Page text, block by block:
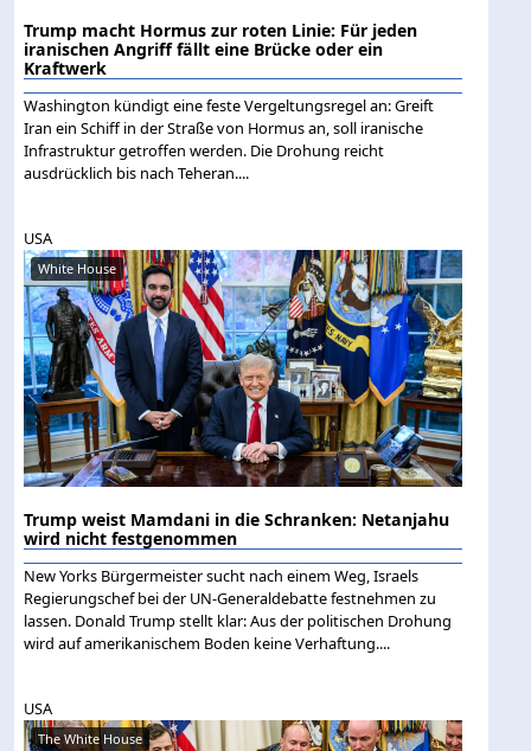
Trump macht Hormus zur roten Linie: Für jeden
iranischen Angriff fällt eine Brücke oder ein
Kraftwerk
Washington kündigt eine feste Vergeltungsregel an: Greift
Iran ein Schiff in der Straße von Hormus an, soll iranische
Infrastruktur getroffen werden. Die Drohung reicht
ausdrücklich bis nach Teheran....
USA
White House
Trump weist Mamdani in die Schranken: Netanjahu
wird nicht festgenommen
New Yorks Bürgermeister sucht nach einem Weg, Israels
Regierungschef bei der UN-Generaldebatte festnehmen zu
lassen. Donald Trump stellt klar: Aus der politischen Drohung
wird auf amerikanischem Boden keine Verhaftung....
USA
The White House